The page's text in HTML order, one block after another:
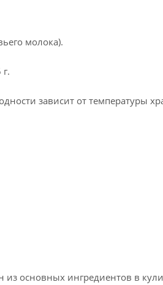
молока).
зависит от температуры
из основных ингредиентов в